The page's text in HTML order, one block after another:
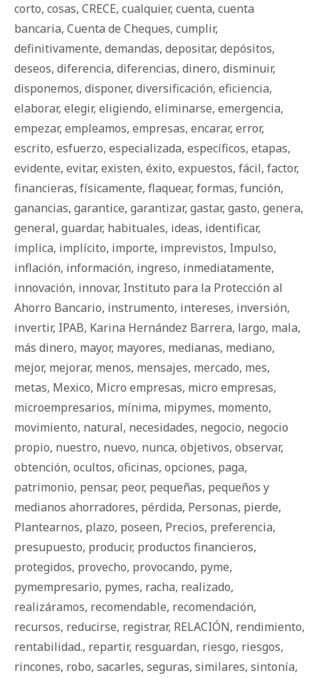
corto, cosas, CRECE, cualquier, cuenta, cuenta
bancaria, Cuenta de Cheques, cumplir,
definitivamente, demandas, depositar, depósitos,
deseos, diferencia, diferencias, dinero, disminuir,
disponemos, disponer, diversificación, eficiencia,
elaborar, elegir, eligiendo, eliminarse, emergencia,
empezar, empleamos, empresas, encarar, error,
escrito, esfuerzo, especializada, específicos, etapas,
evidente, evitar, existen, éxito, expuestos, fácil, factor,
financieras, físicamente, flaquear, formas, función,
ganancias, garantice, garantizar, gastar, gasto, genera,
general, guardar, habituales, ideas, identificar,
implica, implícito, importe, imprevistos, Impulso,
inflación, información, ingreso, inmediatamente,
innovación, innovar, Instituto para la Protección al
Ahorro Bancario, instrumento, intereses, inversión,
invertir, IPAB, Karina Hernández Barrera, largo, mala,
más dinero, mayor, mayores, medianas, mediano,
mejor, mejorar, menos, mensajes, mercado, mes,
metas, Mexico, Micro empresas, micro empresas,
microempresarios, mínima, mipymes, momento,
movimiento, natural, necesidades, negocio, negocio
propio, nuestro, nuevo, nunca, objetivos, observar,
obtención, ocultos, oficinas, opciones, paga,
patrimonio, pensar, peor, pequeñas, pequeños y
medianos ahorradores, pérdida, Personas, pierde,
Plantearnos, plazo, poseen, Precios, preferencia,
presupuesto, producir, productos financieros,
protegidos, provecho, provocando, pyme,
pymempresario, pymes, racha, realizado,
realizáramos, recomendable, recomendación,
recursos, reducirse, registrar, RELACIÓN, rendimiento,
rentabilidad., repartir, resguardan, riesgo, riesgos,
rincones, robo, sacarles, seguras, similares, sintonía,